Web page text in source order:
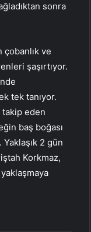
sonra
ve
şaşırtıyor.
tek tanıyor.
takip eden
baş boğası
Yaklaşık 2 gün
Korkmaz,